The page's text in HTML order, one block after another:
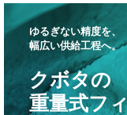
ゆるぎない精度を、
幅広い供給工程へ。
クボタの
重量式フ